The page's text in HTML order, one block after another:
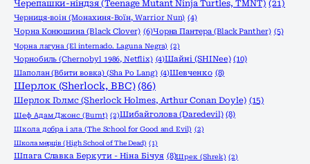
Черепашки-ніндзя (Teenage Mutant Ninja Turtles, TMNT) (21)
Черниця-воiн (Монахиня-Воïн, Warrior Nun) (4)
Чорна Конюшина (Black Clover) (6)Чорна Пантера (Black Panther) (5)
Чорна лагуна (El internado. Laguna Negra) (2)
Чорнобиль (Chernobyl 1986, Netflix) (4)Шайні (SHINee) (10)
Шаполан (Вбити вовка) (Sha Po Lang) (4)Шевченко (8)
Шерлок (Sherlock, ВВС) (86)
Шерлок Голмс (Sherlock Holmes, Arthur Conan Doyle) (15)
Шеф Адам Джонс (Burnt) (2)Шибайголова (Daredevil) (8)
Школа добра і зла (The School for Good and Evil) (2)
Школа мерців (High School of The Dead) (1)
Шпага Славка Беркути - Ніна Бічуя (8)Шрек (Shrek) (2)